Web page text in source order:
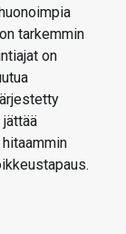
tarkemmin
on